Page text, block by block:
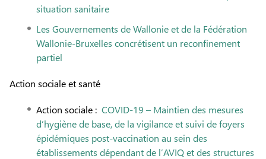
situation sanitaire
Les Gouvernements de Wallonie et de la Fédération
Wallonie-Bruxelles concrétisent un reconfinement
partiel
Action sociale et santé
Action sociale : COVID-19 – Maintien des mesures
d’hygiène de base, de la vigilance et suivi de foyers
épidémiques post-vaccination au sein des
établissements dépendant de l’AVIQ et des structures